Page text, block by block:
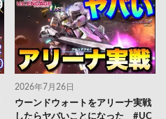
2026年7月26日
ウーンドウォートをアリーナ実戦
したらヤバいことになった #UC